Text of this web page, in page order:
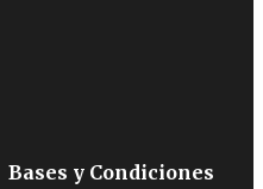
Bases y Condiciones